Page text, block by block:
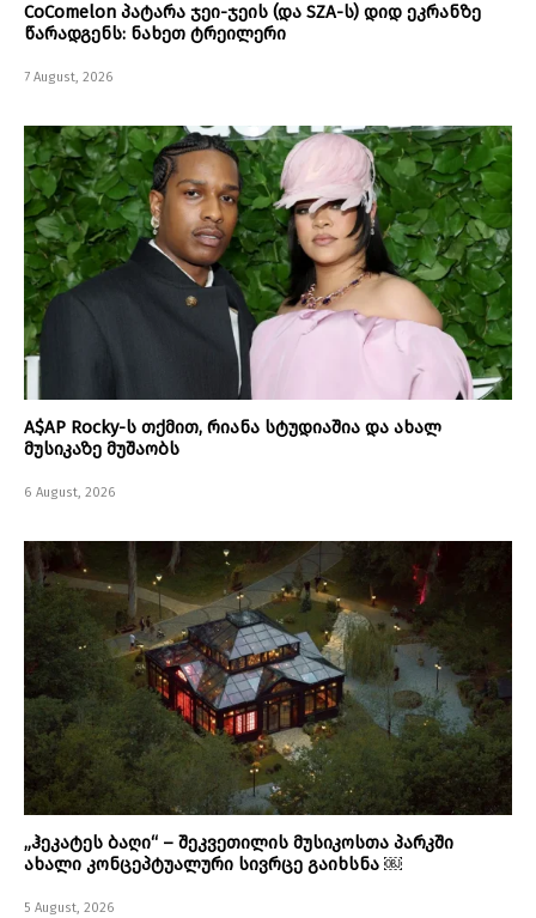
CoComelon პატარა ჯეი-ჯეის (და SZA-ს) დიდ ეკრანზე
წარადგენს: ნახეთ ტრეილერი
7 August, 2026
A$AP Rocky-ს თქმით, რიანა სტუდიაშია და ახალ
მუსიკაზე მუშაობს
6 August, 2026
„ჰეკატეს ბაღი“ – შეკვეთილის მუსიკოსთა პარკში
ახალი კონცეპტუალური სივრცე გაიხსნა ￼
5 August, 2026